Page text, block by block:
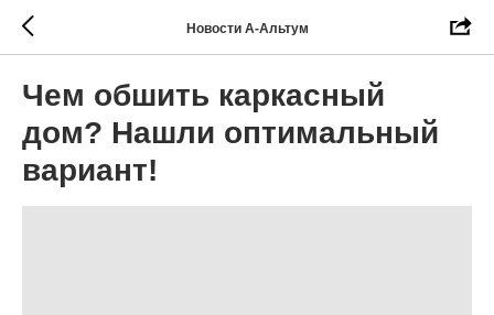
Новости А-Альтум
Чем обшить каркасный
дом? Нашли оптимальный
вариант!